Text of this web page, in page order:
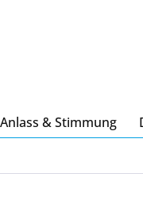
Anlass & Stimmung